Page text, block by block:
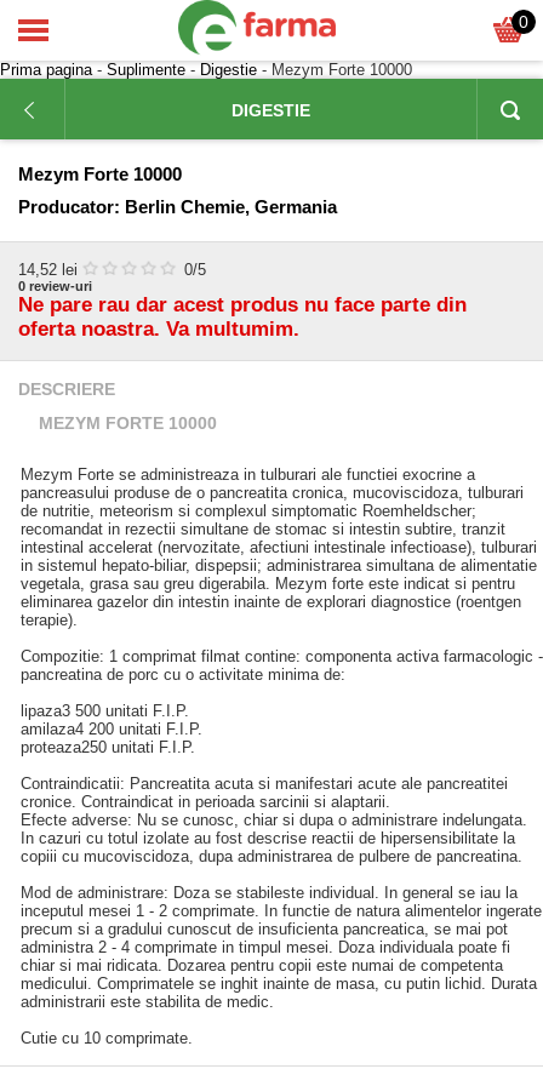
0
Prima pagina- Suplimente - Digestie - Mezym Forte 10000
DIGESTIE
Mezym Forte 10000
Producator: Berlin Chemie, Germania
14,52 lei 0/5
0 review-uri
Ne pare rau dar acest produs nu face parte din
oferta noastra. Va multumim.
DESCRIERE
MEZYM FORTE 10000
Mezym Forte se administreaza in tulburari ale functiei exocrine a
pancreasului produse de o pancreatita cronica, mucoviscidoza, tulburari
de nutritie, meteorism si complexul simptomatic Roemheldscher;
recomandat in rezectii simultane de stomac si intestin subtire, tranzit
intestinal accelerat (nervozitate, afectiuni intestinale infectioase), tulburari
in sistemul hepato-biliar, dispepsii; administrarea simultana de alimentatie
vegetala, grasa sau greu digerabila. Mezym forte este indicat si pentru
eliminarea gazelor din intestin inainte de explorari diagnostice (roentgen
terapie).
Compozitie: 1 comprimat filmat contine: componenta activa farmacologic -
pancreatina de porc cu o activitate minima de:
lipaza3 500 unitati F.I.P.
amilaza4 200 unitati F.I.P.
proteaza250 unitati F.I.P.
Contraindicatii: Pancreatita acuta si manifestari acute ale pancreatitei
cronice. Contraindicat in perioada sarcinii si alaptarii.
Efecte adverse: Nu se cunosc, chiar si dupa o administrare indelungata.
In cazuri cu totul izolate au fost descrise reactii de hipersensibilitate la
copiii cu mucoviscidoza, dupa administrarea de pulbere de pancreatina.
Mod de administrare: Doza se stabileste individual. In general se iau la
inceputul mesei 1 - 2 comprimate. In functie de natura alimentelor ingerate
precum si a gradului cunoscut de insuficienta pancreatica, se mai pot
administra 2 - 4 comprimate in timpul mesei. Doza individuala poate fi
chiar si mai ridicata. Dozarea pentru copii este numai de competenta
medicului. Comprimatele se inghit inainte de masa, cu putin lichid. Durata
administrarii este stabilita de medic.
Cutie cu 10 comprimate.